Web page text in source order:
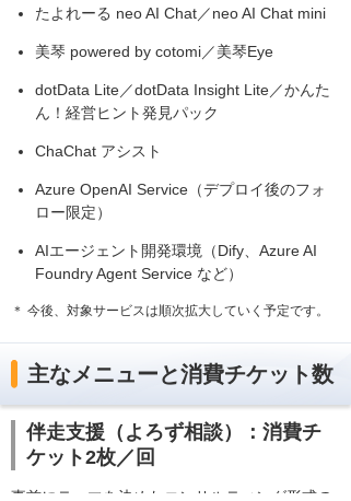
たよれーる neo AI Chat／neo AI Chat mini
美琴 powered by cotomi／美琴Eye
dotData Lite／dotData Insight Lite／かんた
ん！経営ヒント発見パック
ChaChat アシスト
Azure OpenAI Service（デプロイ後のフォ
ロー限定）
AIエージェント開発環境（Dify、Azure AI
Foundry Agent Service など）
＊ 今後、対象サービスは順次拡大していく予定です。
主なメニューと消費チケット数
伴走支援（よろず相談）：消費チ
ケット2枚／回
事前にテーマを決めたコンサルティング形式の